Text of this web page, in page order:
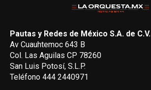
Pautas y Redes de México S.A. de C.V.
Av Cuauhtemoc 643 B
Col. Las Aguilas CP 78260
San Luis Potosí, S.L.P.
Teléfono 444 2440971